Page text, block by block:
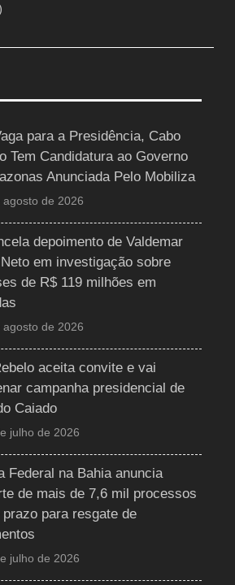
para a Presidência, Cabo
Tem Candidatura ao Governo
Anunciada Pelo Mobiliza
agosto de 2026
depoimento de Valdemar
em investigação sobre
de R$ 119 milhões em
agosto de 2026
aceita convite e vai
campanha presidencial de
Caiado
julho de 2026
Federal na Bahia anuncia
de mais de 7,6 mil processos
prazo para resgate de
julho de 2026